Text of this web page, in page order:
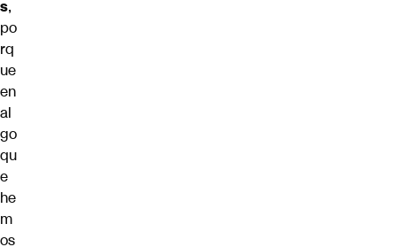
s,
po
rq
ue
en
al
go
qu
e
he
m
os